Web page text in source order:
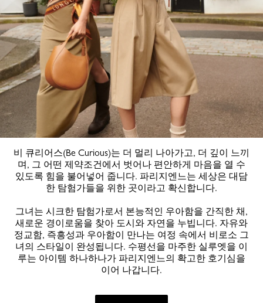
비 큐리어스(Be Curious)는 더 멀리 나아가고, 더 깊이 느끼
며, 그 어떤 제약조건에서 벗어나 편안하게 마음을 열 수
있도록 힘을 불어넣어 줍니다. 파리지엔느는 세상은 대담
한 탐험가들을 위한 곳이라고 확신합니다.
그녀는 시크한 탐험가로서 본능적인 우아함을 간직한 채,
새로운 경이로움을 찾아 도시와 자연을 누빕니다. 자유와
정교함, 즉흥성과 우아함이 만나는 여정 속에서 비로소 그
녀의 스타일이 완성됩니다. 수평선을 마주한 실루엣을 이
루는 아이템 하나하나가 파리지엔느의 확고한 호기심을
이어 나갑니다.